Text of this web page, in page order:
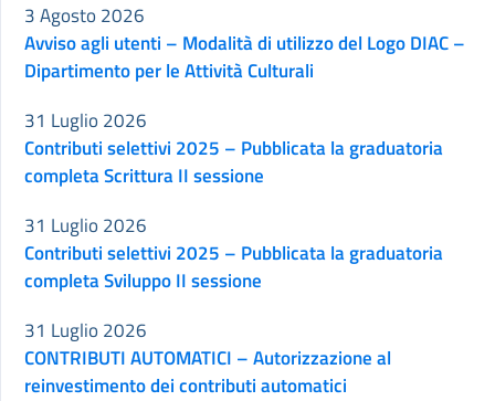
Avviso agli utenti – Modalità di utilizzo del Logo DIAC –
Dipartimento per le Attività Culturali
3 Agosto 2026
Contributi selettivi 2025 – Pubblicata la graduatoria
completa Scrittura II sessione
31 Luglio 2026
Contributi selettivi 2025 – Pubblicata la graduatoria
completa Sviluppo II sessione
31 Luglio 2026
CONTRIBUTI AUTOMATICI – Autorizzazione al
reinvestimento dei contributi automatici
31 Luglio 2026